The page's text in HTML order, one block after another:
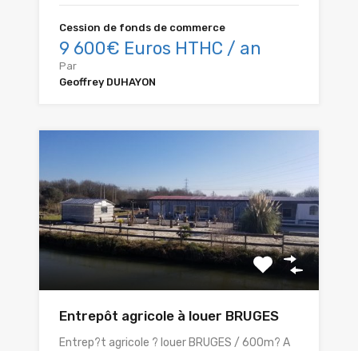
Cession de fonds de commerce
9 600€ Euros HTHC / an
Par
Geoffrey DUHAYON
Entrepôt agricole à louer BRUGES
Entrep?t agricole ? louer BRUGES / 600m? A